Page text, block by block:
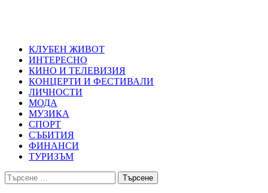
КЛУБЕН ЖИВОТ
ИНТЕРЕСНО
КИНО И ТЕЛЕВИЗИЯ
КОНЦЕРТИ И ФЕСТИВАЛИ
ЛИЧНОСТИ
МОДА
МУЗИКА
СПОРТ
СЪБИТИЯ
ФИНАНСИ
ТУРИЗЪМ
Търсене
за: